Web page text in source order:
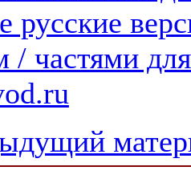
русские
/ частями